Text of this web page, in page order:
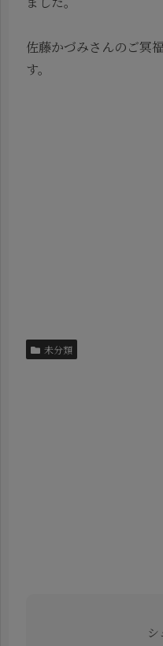
佐藤かづみさんのご冥
す。
未分類
シ